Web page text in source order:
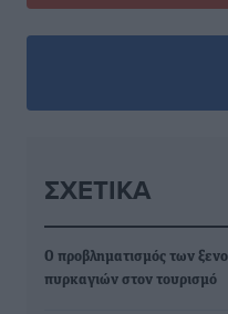
ΣΧΕΤΙΚΆ
Ο προβληματισμός των
πυρκαγιών στον τουρισμό